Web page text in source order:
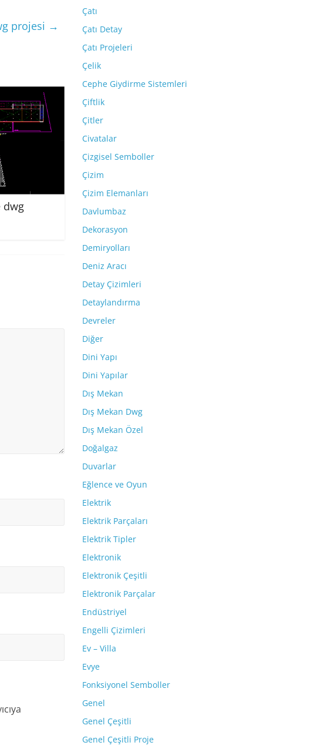
projesi →
dwg
Çatı
Çatı Detay
Çatı Projeleri
Çelik
Cephe Giydirme Sistemleri
Çiftlik
Çitler
Civatalar
Çizgisel Semboller
Çizim
Çizim Elemanları
Davlumbaz
Dekorasyon
Demiryolları
Deniz Aracı
Detay Çizimleri
Detaylandırma
Devreler
Diğer
Dini Yapı
Dini Yapılar
Dış Mekan
Dış Mekan Dwg
Dış Mekan Özel
Doğalgaz
Duvarlar
Eğlence ve Oyun
Elektrik
Elektrik Parçaları
Elektrik Tipler
Elektronik
Elektronik Çeşitli
Elektronik Parçalar
Endüstriyel
Engelli Çizimleri
Ev – Villa
Evye
Fonksiyonel Semboller
Genel
Genel Çeşitli
Genel Çeşitli Proje